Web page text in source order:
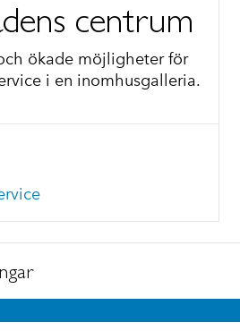
centrum
ökade möjligheter för
i en inomhusgalleria.